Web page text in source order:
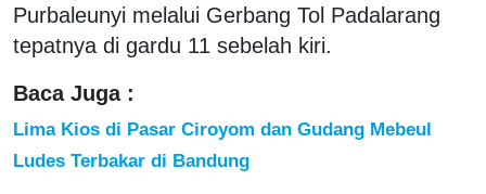
Purbaleunyi melalui Gerbang Tol Padalarang
tepatnya di gardu 11 sebelah kiri.
Baca Juga :
Lima Kios di Pasar Ciroyom dan Gudang Mebeul
Ludes Terbakar di Bandung